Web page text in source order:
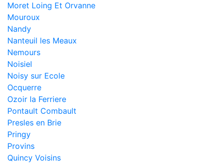
Moret Loing Et Orvanne
Mouroux
Nandy
Nanteuil les Meaux
Nemours
Noisiel
Noisy sur Ecole
Ocquerre
Ozoir la Ferriere
Pontault Combault
Presles en Brie
Pringy
Provins
Quincy Voisins